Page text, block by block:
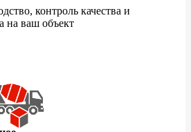
контроль качества и
на ваш объект